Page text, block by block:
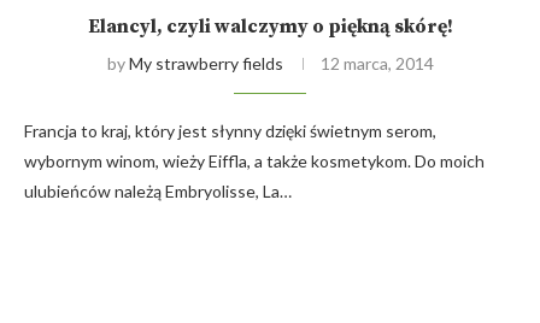
Elancyl, czyli walczymy o piękną skórę!
byMy strawberry fields 12 marca, 2014
Francja to kraj, który jest słynny dzięki świetnym serom,
wybornym winom, wieży Eiffla, a także kosmetykom. Do moich
ulubieńców należą Embryolisse, La…